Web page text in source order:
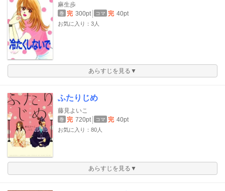
麻生歩
巻 完 300pt コマ 完 40pt
お気に入り：3人
あらすじを見る▼
ふたりじめ
藤見よいこ
巻 完 720pt コマ 完 40pt
お気に入り：80人
あらすじを見る▼